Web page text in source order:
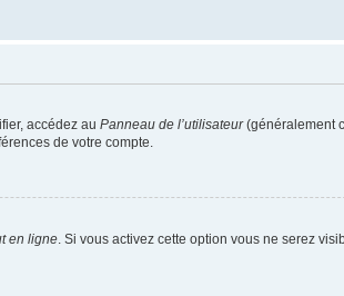
accédez au Panneau de l’utilisateur(généralement
de votre compte.
en ligne. Si vous activez cette option vous ne serez